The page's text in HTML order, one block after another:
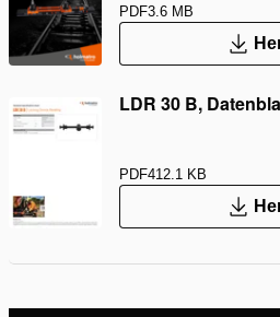
PDF3.6 MB
LDR 30 B,
PDF412.1 KB